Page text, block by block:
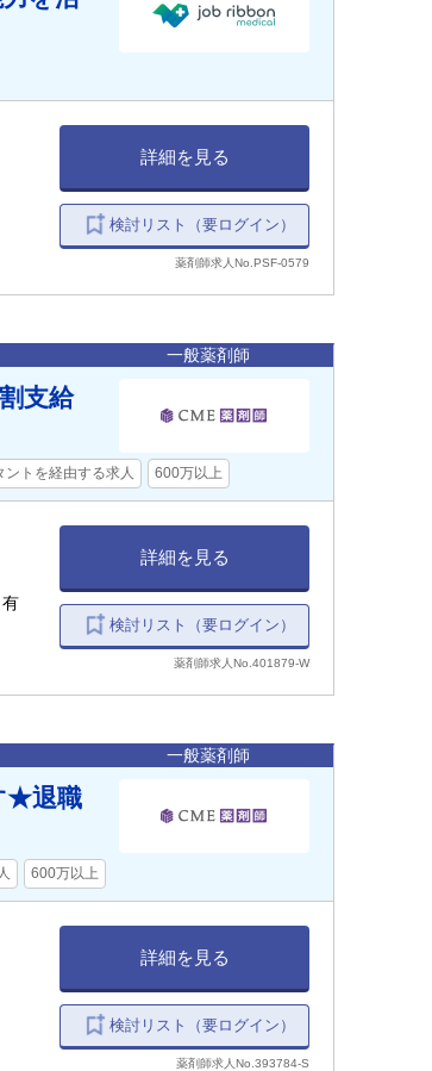
詳細を見る
検討リスト（要ログイン）
薬剤師求人No.PSF-0579
一般薬剤師
支給
ントを経由する求人 600万以上
詳細を見る
検討リスト（要ログイン）
薬剤師求人No.401879-W
一般薬剤師
★退職
600万以上
詳細を見る
検討リスト（要ログイン）
薬剤師求人No.393784-S